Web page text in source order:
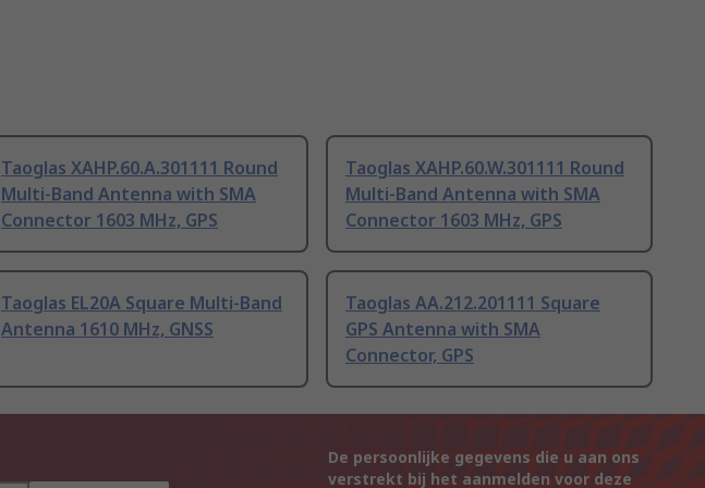
Taoglas XAHP.60.A.301111 Round
Multi-Band Antenna with SMA
Connector 1603 MHz, GPS
Taoglas XAHP.60.W.301111 Round
Multi-Band Antenna with SMA
Connector 1603 MHz, GPS
Taoglas EL20A Square Multi-Band
Antenna 1610 MHz, GNSS
Taoglas AA.212.201111 Square
GPS Antenna with SMA
Connector, GPS
De persoonlijke gegevens die u aan ons
verstrekt bij het aanmelden voor deze